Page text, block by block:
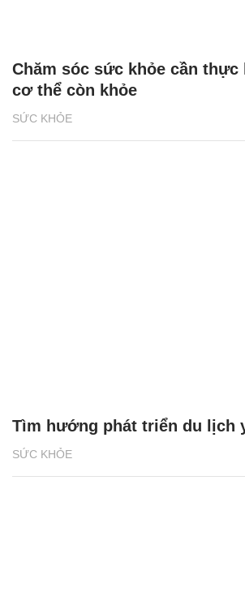
SỨC KHỎE
Chăm sóc sức khỏe cần thực
cơ thể còn khỏe
SỨC KHỎE
Tìm hướng phát triển du lịch